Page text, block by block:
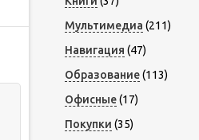
Мультимедиа (211)
Навигация (47)
Образование(113)
Офисные(17)
Покупки (35)